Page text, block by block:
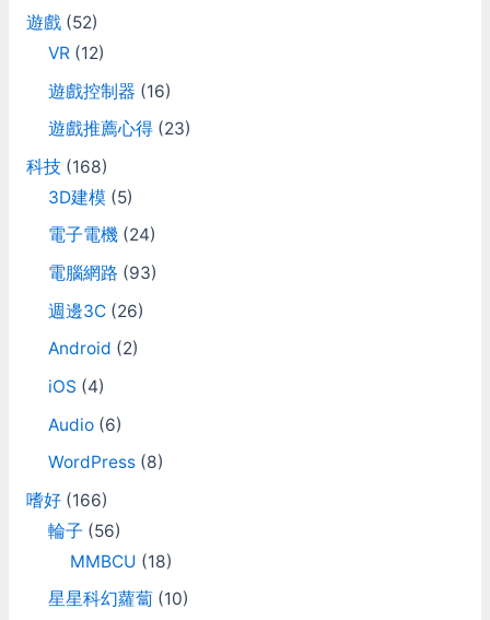
遊戲(52)
VR(12)
遊戲控制器 (16)
遊戲推薦心得(23)
科技(168)
3D建模 (5)
電子電機(24)
電腦網路 (93)
週邊3C(26)
Android (2)
iOS (4)
Audio(6)
WordPress(8)
嗜好(166)
輪子 (56)
MMBCU (18)
星星科幻蘿蔔(10)